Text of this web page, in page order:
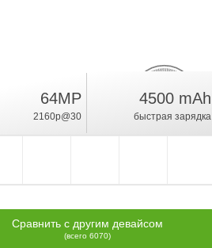
19.1
рейтинг
64MP
2160p@30
4500 mAh
быстрая зарядка
Сравнить с другим девайсом
(всего 6070)